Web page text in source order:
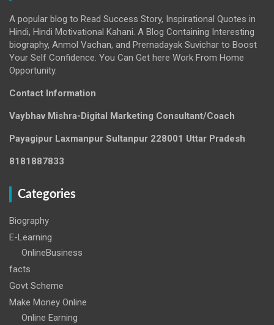
A popular blog to Read Success Story, Inspirational Quotes in
Hindi, Hindi Motivational Kahani. A Blog Containing Interesting
biography, Anmol Vachan, and Prernadayak Suvichar to Boost
Your Self Confidence. You Can Get here Work From Home
Opportunity.
Contact Information
Vaybhav Mishra-Digital Marketing Consultant/Coach
Payagipur Laxmanpur Sultanpur 228001 Uttar Pradesh
8181887833
Categories
Biography
E-Learning
OnlineBusiness
facts
Govt Scheme
Make Money Online
Online Earning